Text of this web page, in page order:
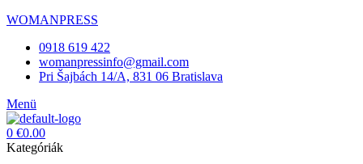
WOMANPRESS
0918 619 422
womanpressinfo@gmail.com
Pri Šajbách 14/A, 831 06 Bratislava
Menü
0 €0.00
Kategóriák